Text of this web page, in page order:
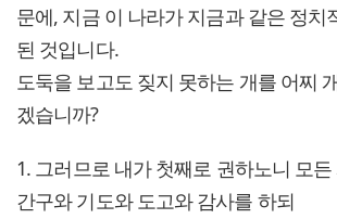
문에, 지금 이 나라가 지금과 같은 정치
된 것입니다.
도둑을 보고도 짖지 못하는 개를 어찌
겠습니까?
1. 그러므로 내가 첫째로 권하노니 모
간구와 기도와 도고와 감사를 하되